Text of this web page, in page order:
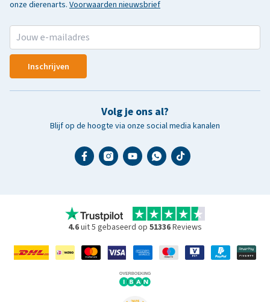
onze dierenarts. Voorwaarden nieuwsbrief
Inschrijven
Volg je ons al?
Blijf op de hoogte via onze social media kanalen
4.6uit 5 gebaseerd op 51336Reviews